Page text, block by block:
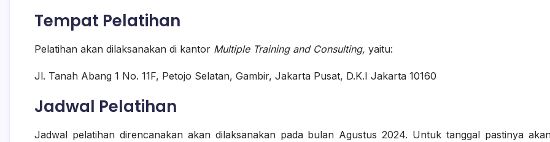
Tempat Pelatihan
Pelatihan akan dilaksanakan di kantor Multiple Training and Consulting, yaitu:
Jl. Tanah Abang 1 No. 11F, Petojo Selatan, Gambir, Jakarta Pusat, D.K.I Jakarta 10160
Jadwal Pelatihan
Jadwal pelatihan direncanakan akan dilaksanakan pada bulan Agustus 2024. Untuk tanggal pastinya